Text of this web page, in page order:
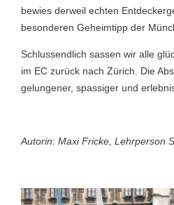
bewies derweil echten
besonderen Geheimtipp der
Schlussendlich sassen wir alle
im EC zurück nach Zürich. Die
gelungener, spassiger und
Autorin: Maxi Fricke, Lehrperson